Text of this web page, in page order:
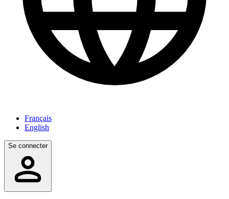
Français
English
Se connecter